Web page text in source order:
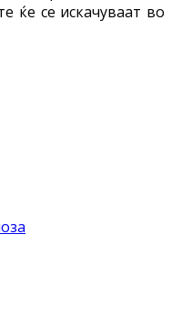
ќе се искачуваат во